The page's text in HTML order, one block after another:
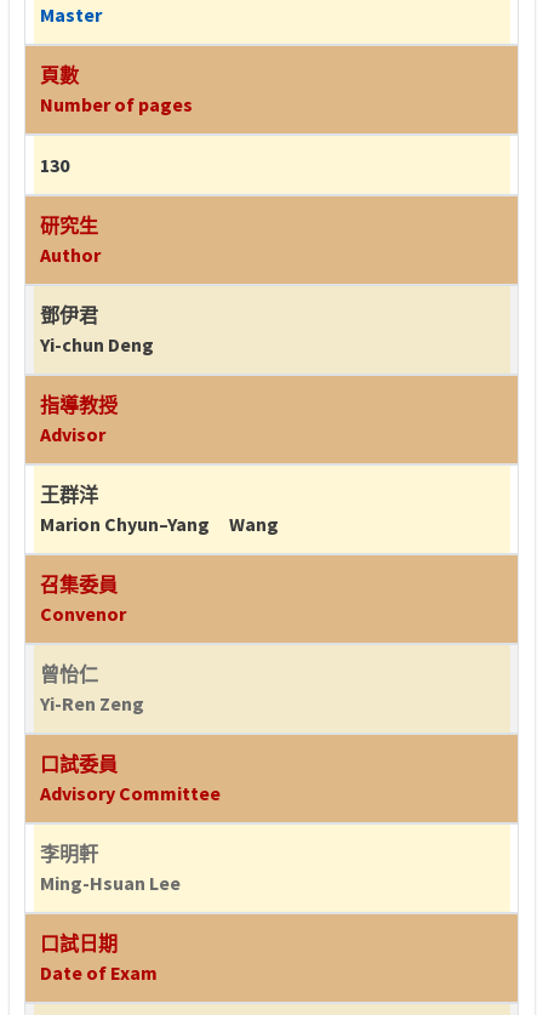
Master
頁數
Number of pages
130
研究生
Author
鄧伊君
Yi-chun Deng
指導教授
Advisor
王群洋
Marion Chyun–Yang Wang
召集委員
Convenor
曾怡仁
Yi-Ren Zeng
口試委員
Advisory Committee
李明軒
Ming-Hsuan Lee
口試日期
Date of Exam